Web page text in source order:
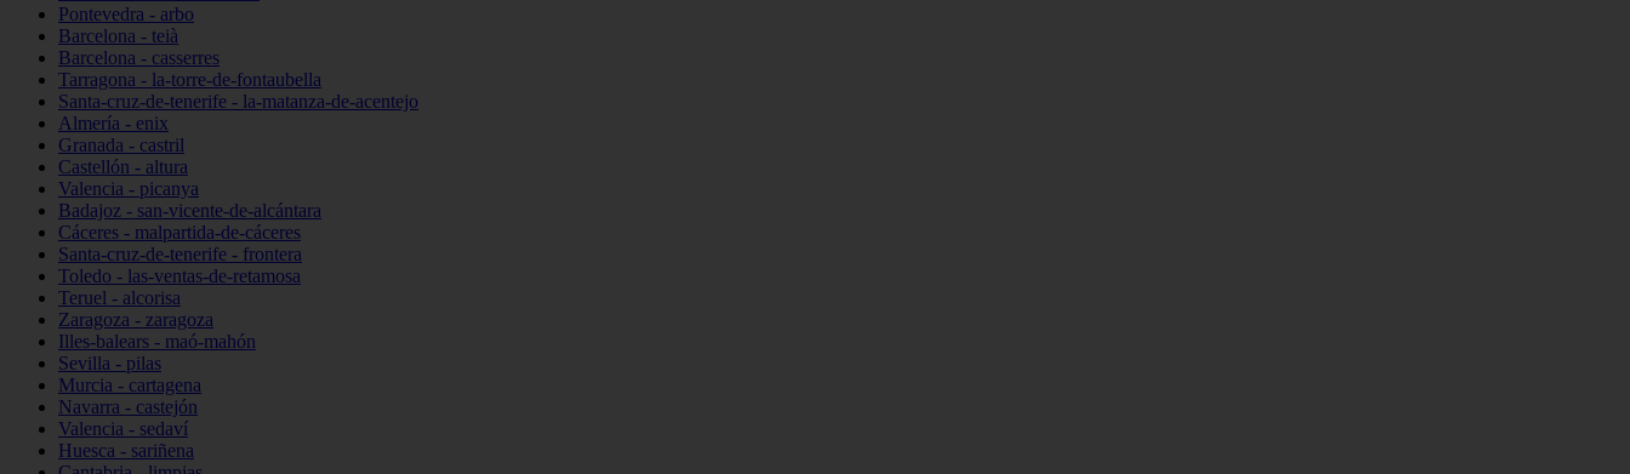
Pontevedra - arbo
Barcelona - teià
Barcelona - casserres
Tarragona - la-torre-de-fontaubella
Santa-cruz-de-tenerife - la-matanza-de-acentejo
Almería - enix
Granada - castril
Castellón - altura
Valencia - picanya
Badajoz - san-vicente-de-alcántara
Cáceres - malpartida-de-cáceres
Santa-cruz-de-tenerife - frontera
Toledo - las-ventas-de-retamosa
Teruel - alcorisa
Zaragoza - zaragoza
Illes-balears - maó-mahón
Sevilla - pilas
Murcia - cartagena
Navarra - castejón
Valencia - sedaví
Huesca - sariñena